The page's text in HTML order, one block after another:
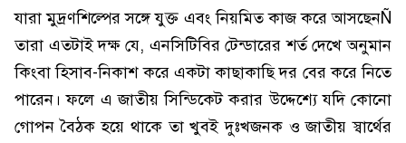
যারা মুদ্রণশিল্পের সঙ্গে যুক্ত এবং নিয়মিত কাজ করে আসছেনÑ
তারা এতটাই দক্ষ যে, এনসিটিবির টেন্ডারের শর্ত দেখে অনুমান
কিংবা হিসাব-নিকাশ করে একটা কাছাকাছি দর বের করে নিতে
পারেন। ফলে এ জাতীয় সিন্ডিকেট করার উদ্দেশ্যে যদি কোনো
গোপন বৈঠক হয়ে থাকে তা খুবই দুঃখজনক ও জাতীয় স্বার্থের